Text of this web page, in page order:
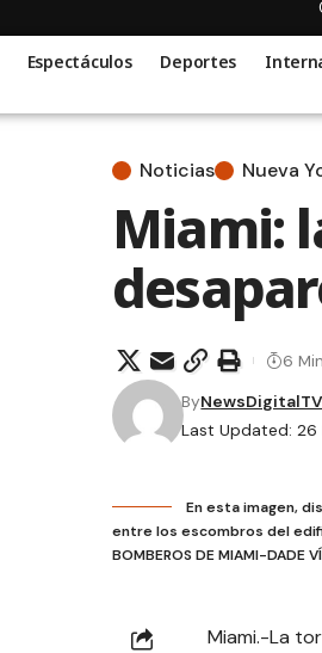
Espectáculos Deportes
Noticias Nueva
Miami:
Last Updated: 26
ByNewsDigitalTV
6
En esta imagen,
entre los escombros del
BOMBEROS DE MIAMI-DADE
Miami.-La